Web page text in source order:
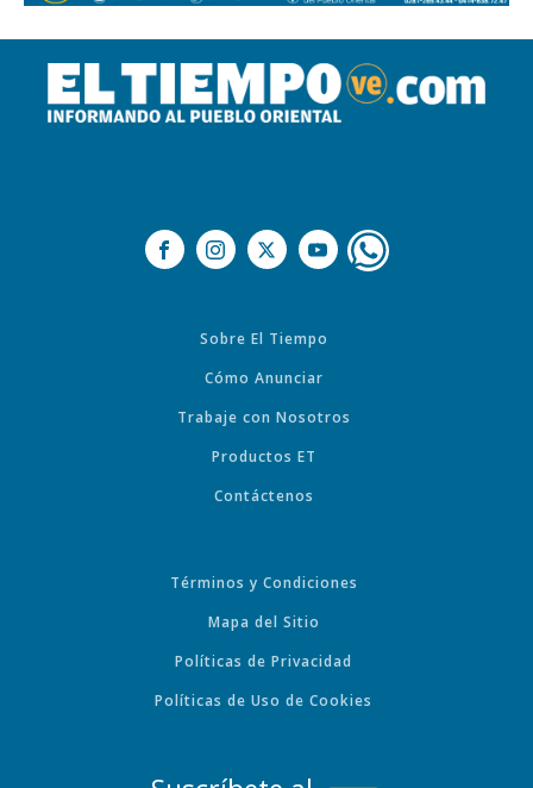
Sobre El Tiempo
Cómo Anunciar
Trabaje con Nosotros
Productos ET
Contáctenos
Términos y Condiciones
Mapa del Sitio
Políticas de Privacidad
Políticas de Uso de Cookies